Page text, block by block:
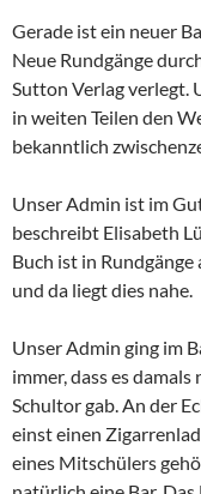
Gerade ist ein neuer
Neue Rundgänge
Sutton Verlag verlegt.
in weiten Teilen den
bekanntlich
Unser Admin ist im
beschreibt Elisabeth
Buch ist in
und da liegt dies nahe.
Unser Admin ging im
immer, dass es
Schultor gab. An der
einst einen
eines Mitschülers